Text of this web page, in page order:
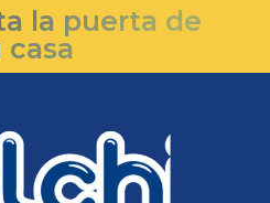
la puerta de
casa